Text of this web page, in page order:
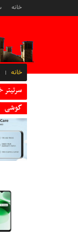
خانه
خانه
سرتیتر
گوشی
19 Tir 1403 - 10:44
-